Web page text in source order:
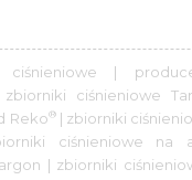
ciśnieniowe |
ciśnieniowe
Reko®| zbiorniki
ciśnieniowe na
| zbiorniki